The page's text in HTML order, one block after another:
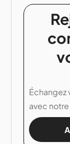
Échangez
avec